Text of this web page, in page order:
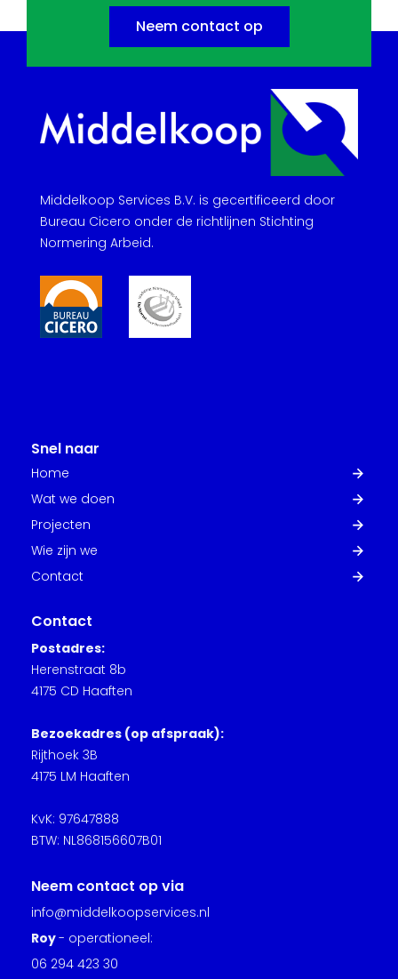
Neem contact op
Middelkoop Services B.V. is gecertificeerd door
Bureau Cicero onder de richtlijnen Stichting
Normering Arbeid.
Snel naar
Home
Wat we doen
Projecten
Wie zijn we
Contact
Contact
Postadres:
Herenstraat 8b
4175 CD Haaften
Bezoekadres (op afspraak):
Rijthoek 3B
4175 LM Haaften
KvK: 97647888
BTW: NL868156607B01
Neem contact op via
info@middelkoopservices.nl
Roy- operationeel:
06 294 423 30